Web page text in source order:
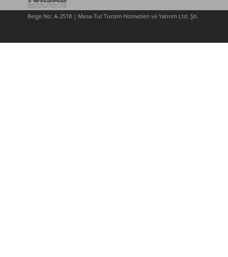
Belge No: A-2518 | Mesa-Tur Turizm Hizmetleri ve Yatırım Ltd. Şti.